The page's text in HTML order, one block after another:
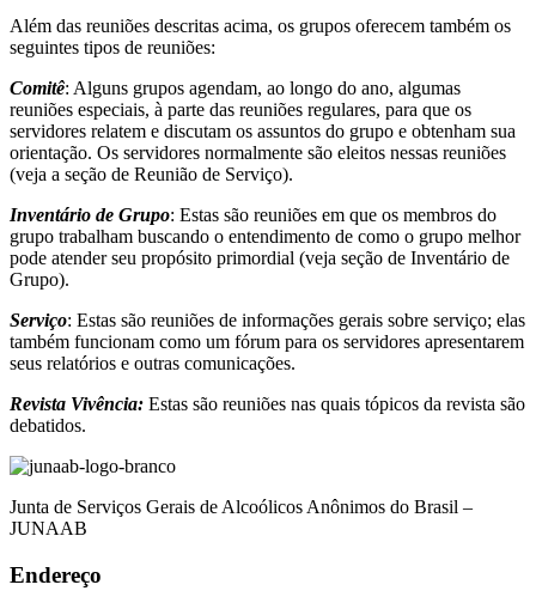
Além das reuniões descritas acima, os grupos oferecem também os
seguintes tipos de reuniões:
Comitê: Alguns grupos agendam, ao longo do ano, algumas
reuniões especiais, à parte das reuniões regulares, para que os
servidores relatem e discutam os assuntos do grupo e obtenham sua
orientação. Os servidores normalmente são eleitos nessas reuniões
(veja a seção de Reunião de Serviço).
Inventário de Grupo: Estas são reuniões em que os membros do
grupo trabalham buscando o entendimento de como o grupo melhor
pode atender seu propósito primordial (veja seção de Inventário de
Grupo).
Serviço: Estas são reuniões de informações gerais sobre serviço; elas
também funcionam como um fórum para os servidores apresentarem
seus relatórios e outras comunicações.
Revista Vivência: Estas são reuniões nas quais tópicos da revista são
debatidos.
Junta de Serviços Gerais de Alcoólicos Anônimos do Brasil –
JUNAAB
Endereço